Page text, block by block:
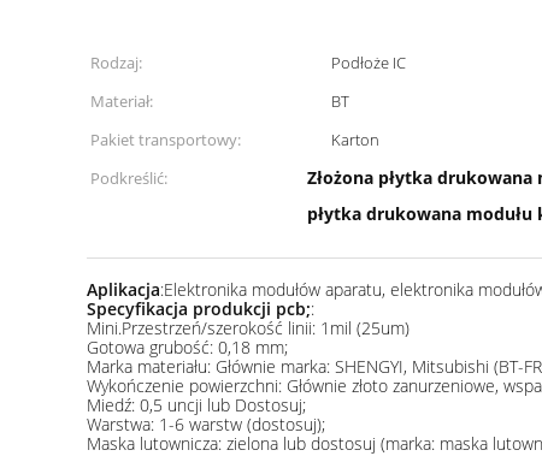
Rodzaj: Podłoże IC
Materiał:
BT
Pakiet transportowy:
Karton
Podkreślić:
Złożona płytka drukowana
płytka drukowana
Aplikacja:Elektronika modułów aparatu, elektronika
Specyfikacja produkcji pcb;:
Mini.Przestrzeń/szerokość linii: 1mil (25um)
Gotowa grubość: 0,18 mm;
Marka materiału: Głównie marka: SHENGYI, Mitsubishi (BT-
Wykończenie powierzchni: Głównie złoto zanurzeniowe,
Miedź: 0,5 uncji lub Dostosuj;
Warstwa: 1-6 warstw (dostosuj);
Maska lutownicza: zielona lub dostosuj (marka: maska